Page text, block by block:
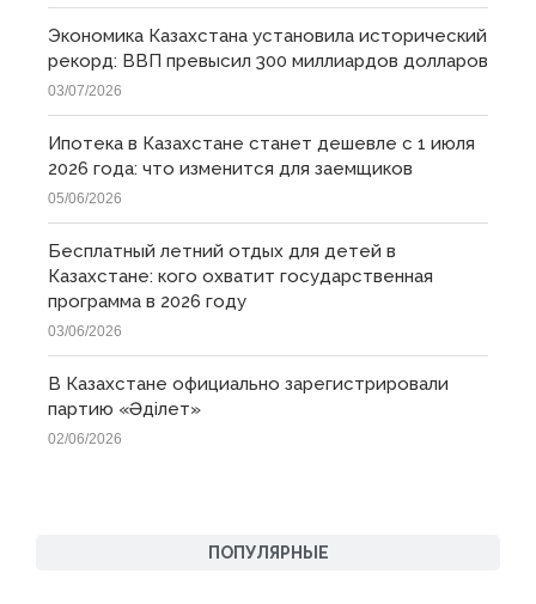
ПОПУЛЯРНЫЕ
Экономика Казахстана установила исторический
рекорд: ВВП превысил 300 миллиардов долларов
03/07/2026
Ипотека в Казахстане станет дешевле с 1 июля
2026 года: что изменится для заемщиков
05/06/2026
Бесплатный летний отдых для детей в
Казахстане: кого охватит государственная
программа в 2026 году
03/06/2026
В Казахстане официально зарегистрировали
партию «Əділет»
02/06/2026